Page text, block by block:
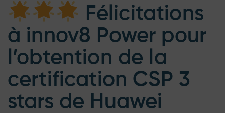
Félicitations
à innov8 Power pour
l’obtention de la
certification CSP 3
stars de Huawei
on: